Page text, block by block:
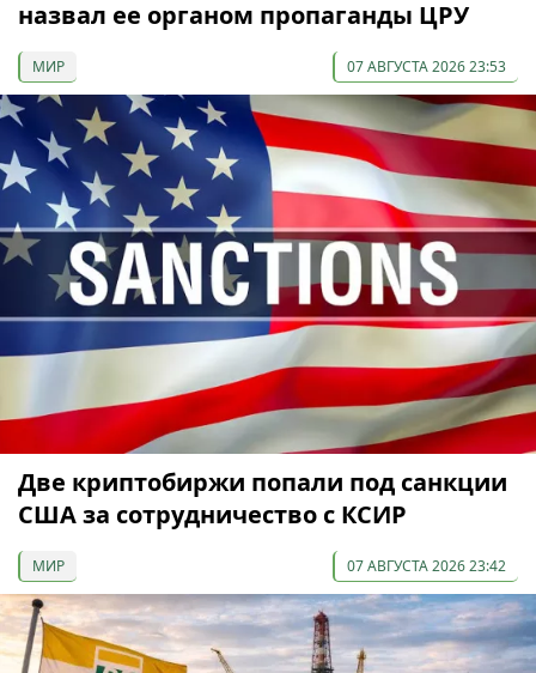
назвал ее органом пропаганды ЦРУ
МИР 07 АВГУСТА 2026 23:53
Две криптобиржи попали под санкции
США за сотрудничество с КСИР
МИР 07 АВГУСТА 2026 23:42